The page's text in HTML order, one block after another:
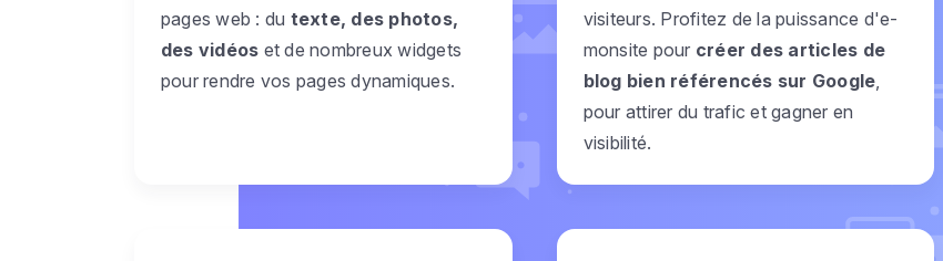
pages web : du texte, des photos,
des vidéos et de nombreux widgets
pour rendre vos pages dynamiques.
visiteurs. Profitez de la puissance d'e-
monsite pour créer des articles de
blog bien référencés sur Google
pour attirer du trafic et gagner en
visibilité.